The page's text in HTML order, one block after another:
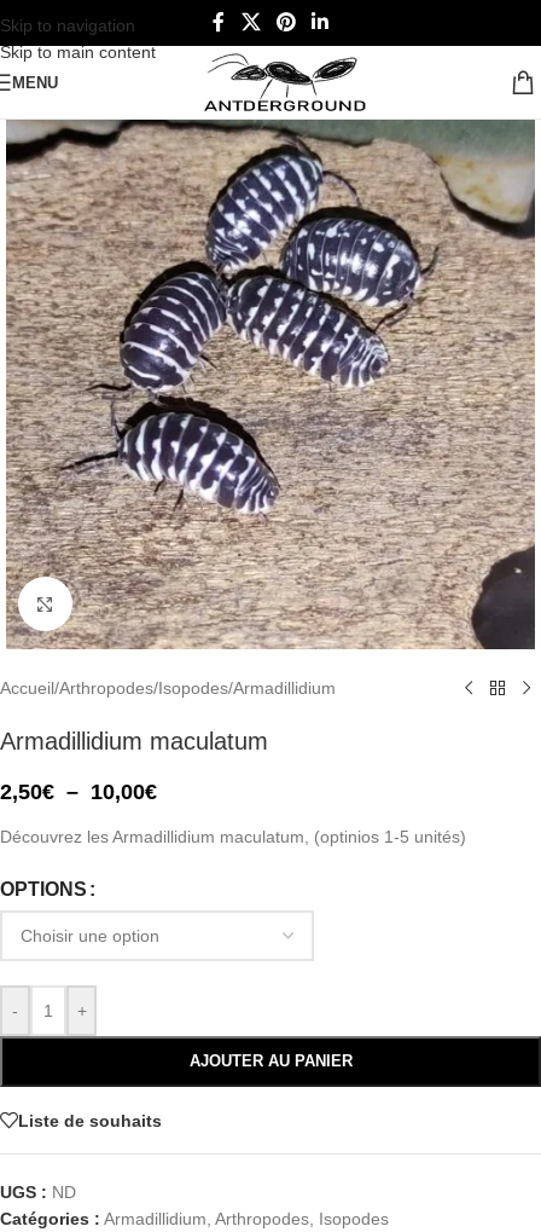
Skip to navigation
Skip to main content
MENU
Click to enlarge
Accueil/Arthropodes/Isopodes/Armadillidium
Armadillidium maculatum
2,50€ – 10,00€
Découvrez les Armadillidium maculatum, (optinios 1-5 unités)
OPTIONS
- +
AJOUTER AU PANIER
Liste de souhaits
UGS : ND
Catégories : Armadillidium Arthropodes Isopodes